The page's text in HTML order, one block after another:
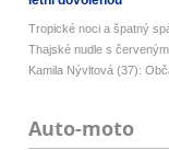
Tropické noci a špatný
Thajské nudle s
Kamila Nývltová (37):
Auto-moto